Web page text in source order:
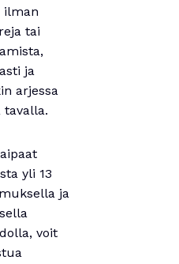
ilman
tai
ja
arjessa
tavalla.
yli 13
ja
voit